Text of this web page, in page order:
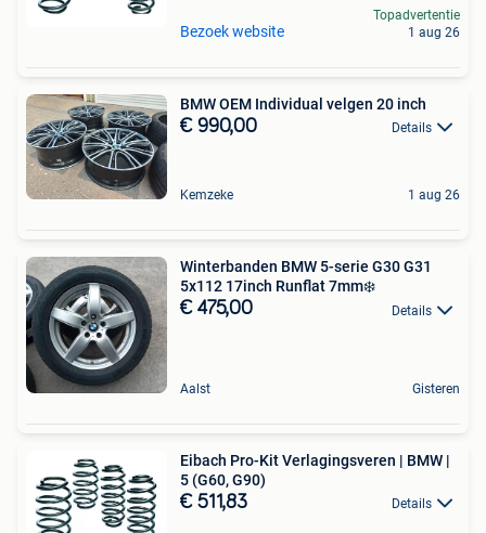
Bezoek website
Topadvertentie
1 aug 26
BMW OEM Individual velgen 20 inch
€ 990,00 Details
Kemzeke 1 aug 26
Winterbanden BMW 5-serie G30 G31
5x112 17inch Runflat 7mm❄️
€ 475,00 Details
Aalst Gisteren
Eibach Pro-Kit Verlagingsveren | BMW |
5 (G60, G90)
€ 511,83 Details